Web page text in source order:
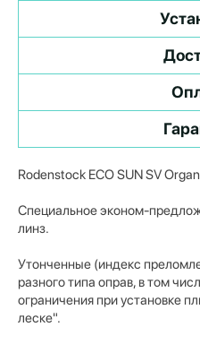
Rodenstock ECO SUN SV
Специальное эконом-
линз.
Утонченные (индекс
разного типа оправ, в том
ограничения при установке
леске".